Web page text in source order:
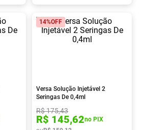
14%OFF
Versa Solução Injetável 2
Seringas De 0,4ml
R$175,43
R$ 145,62no PIX